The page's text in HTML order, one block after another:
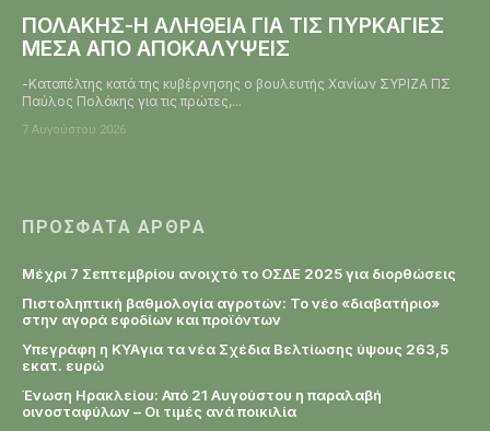
ΠΟΛΑΚΗΣ-Η ΑΛΗΘΕΙΑ ΓΙΑ ΤΙΣ ΠΥΡΚΑΓΙΕΣ
ΜΕΣΑ ΑΠΟ ΑΠΟΚΑΛΥΨΕΙΣ
-Καταπέλτης κατά της κυβέρνησης ο βουλευτής Χανίων ΣΥΡΙΖΑ ΠΣ
Παύλος Πολάκης για τις πρώτες,...
7 Αυγούστου 2026
ΠΡΌΣΦΑΤΑ ΆΡΘΡΑ
Μέχρι 7 Σεπτεμβρίου ανοιχτό το ΟΣΔΕ 2025 για διορθώσεις
Πιστοληπτική βαθμολογία αγροτών: Το νέο «διαβατήριο»
στην αγορά εφοδίων και προϊόντων
Υπεγράφη η KYAγια τα νέα Σχέδια Βελτίωσης ύψους 263,5
εκατ. ευρώ
Ένωση Ηρακλείου: Από 21 Αυγούστου η παραλαβή
οινοσταφύλων – Οι τιμές ανά ποικιλία